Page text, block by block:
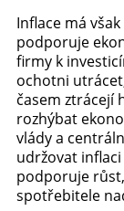
Inflace má
podporuje
firmy k
ochotni
časem ztrácejí
rozhýbat
vlády a
udržovat
podporuje
spotřebitele